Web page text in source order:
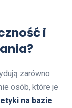
i
zarówno
osób, które je
na bazie